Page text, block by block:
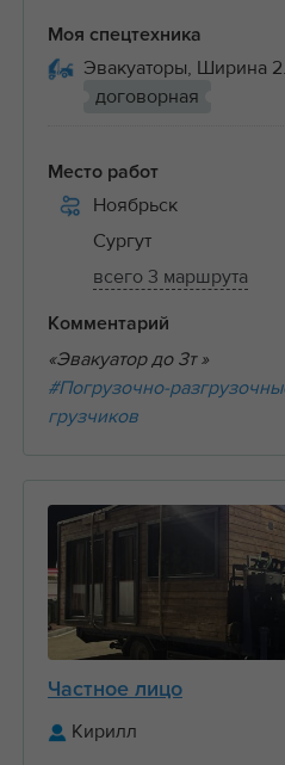
Моя спецтехника
Эвакуаторы, Ширина
договорная
Место работ
Ноябрьск
Сургут
всего 3 маршрута
Комментарий
«Эвакуатор до 3т »
#Погрузочно-
грузчиков
Частное лицо
Кирилл